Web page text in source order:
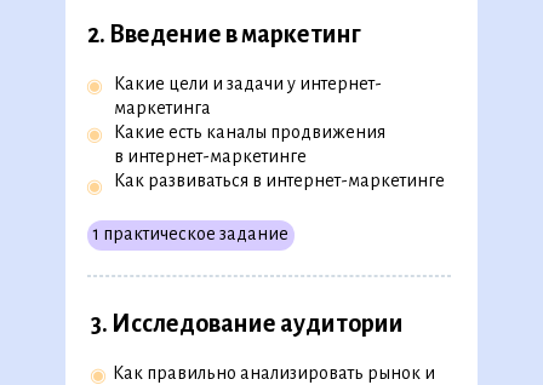
◉
3. Исследование аудитории
Как правильно анализировать рынок и
2. Введение в маркетинг
Какие цели и задачи у интернет-
маркетинга
Какие есть каналы продвижения
в интернет-маркетинге
Как развиваться в интернет-маркетинге
1 практическое задание
◉
◉
◉